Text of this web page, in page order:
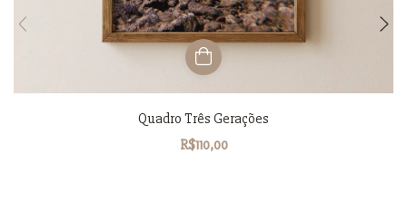
Quadro Três Gerações
R$110,00